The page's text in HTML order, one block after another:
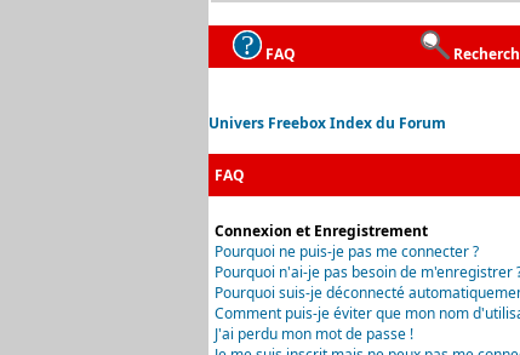
FAQ
Univers Freebox Index du Forum
FAQ
Connexion et Enregistrement
Pourquoi ne puis-je pas me connecter ?
Pourquoi n'ai-je pas besoin de m'enregistrer
Pourquoi suis-je déconnecté
Comment puis-je éviter que mon nom
J'ai perdu mon mot de passe !